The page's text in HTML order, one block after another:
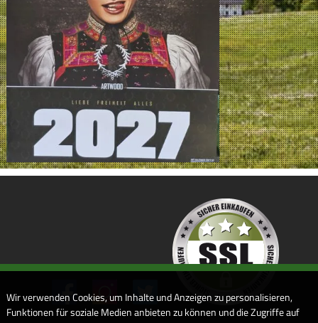
Wir verwenden Cookies, um Inhalte und Anzeigen zu personalisieren,
Funktionen für soziale Medien anbieten zu können und die Zugriffe auf